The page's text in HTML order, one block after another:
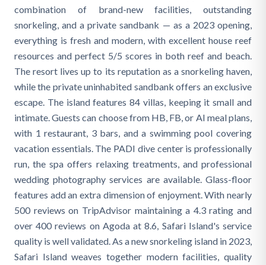
combination of brand-new facilities, outstanding
snorkeling, and a private sandbank — as a 2023 opening,
everything is fresh and modern, with excellent house reef
resources and perfect 5/5 scores in both reef and beach.
The resort lives up to its reputation as a snorkeling haven,
while the private uninhabited sandbank offers an exclusive
escape. The island features 84 villas, keeping it small and
intimate. Guests can choose from HB, FB, or AI meal plans,
with 1 restaurant, 3 bars, and a swimming pool covering
vacation essentials. The PADI dive center is professionally
run, the spa offers relaxing treatments, and professional
wedding photography services are available. Glass-floor
features add an extra dimension of enjoyment. With nearly
500 reviews on TripAdvisor maintaining a 4.3 rating and
over 400 reviews on Agoda at 8.6, Safari Island's service
quality is well validated. As a new snorkeling island in 2023,
Safari Island weaves together modern facilities, quality